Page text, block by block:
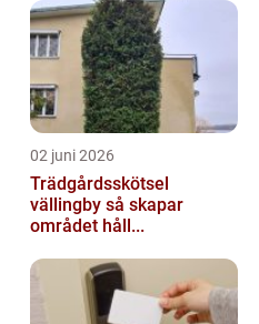
02 juni 2026
Trädgårdsskötsel
vällingby så skapar
området håll...